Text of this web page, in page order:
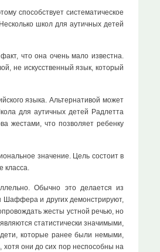
способствует систематическое
школ для аутичных детей
что она очень мало известна.
не искусственный язык, который
языка. Альтернативой может
для аутичных детей Радлетта
жестами, что позволяет ребенку
значение. Цель состоит в
Обычно это делается из
Шаффера и других демонстрируют,
жесты устной речью, но
статистически значимыми,
которые ранее были немыми,
хотя они до сих пор неспособны на